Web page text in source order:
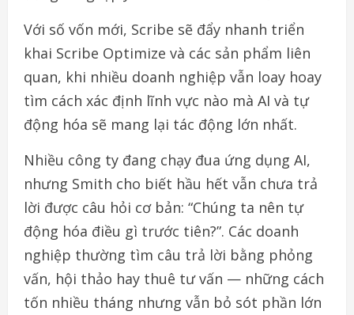
Với số vốn mới, Scribe sẽ đẩy nhanh triển
khai Scribe Optimize và các sản phẩm liên
quan, khi nhiều doanh nghiệp vẫn loay hoay
tìm cách xác định lĩnh vực nào mà AI và tự
động hóa sẽ mang lại tác động lớn nhất.
Nhiều công ty đang chạy đua ứng dụng AI,
nhưng Smith cho biết hầu hết vẫn chưa trả
lời được câu hỏi cơ bản: “Chúng ta nên tự
động hóa điều gì trước tiên?”. Các doanh
nghiệp thường tìm câu trả lời bằng phỏng
vấn, hội thảo hay thuê tư vấn — những cách
tốn nhiều tháng nhưng vẫn bỏ sót phần lớn